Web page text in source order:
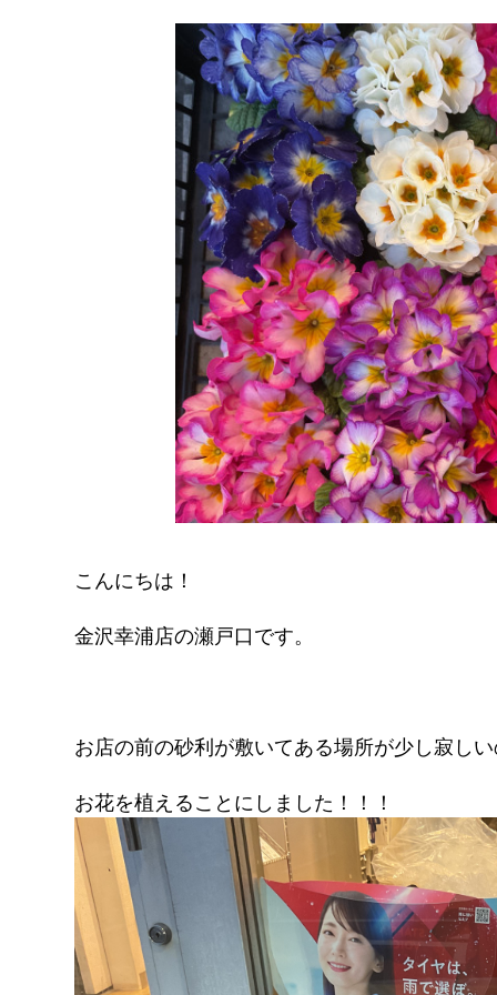
こんにちは！
金沢幸浦店の瀬戸口です。
お店の前の砂利が敷いてある場所が少し寂し
お花を植えることにしました！！！